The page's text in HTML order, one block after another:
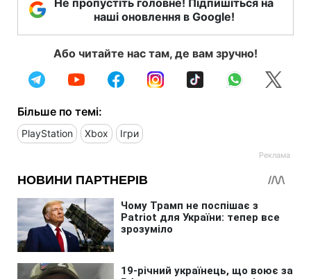
наші оновлення в Google!
Або читайте нас там, де вам зручно!
Більше по темі:
PlayStation Xbox Ігри